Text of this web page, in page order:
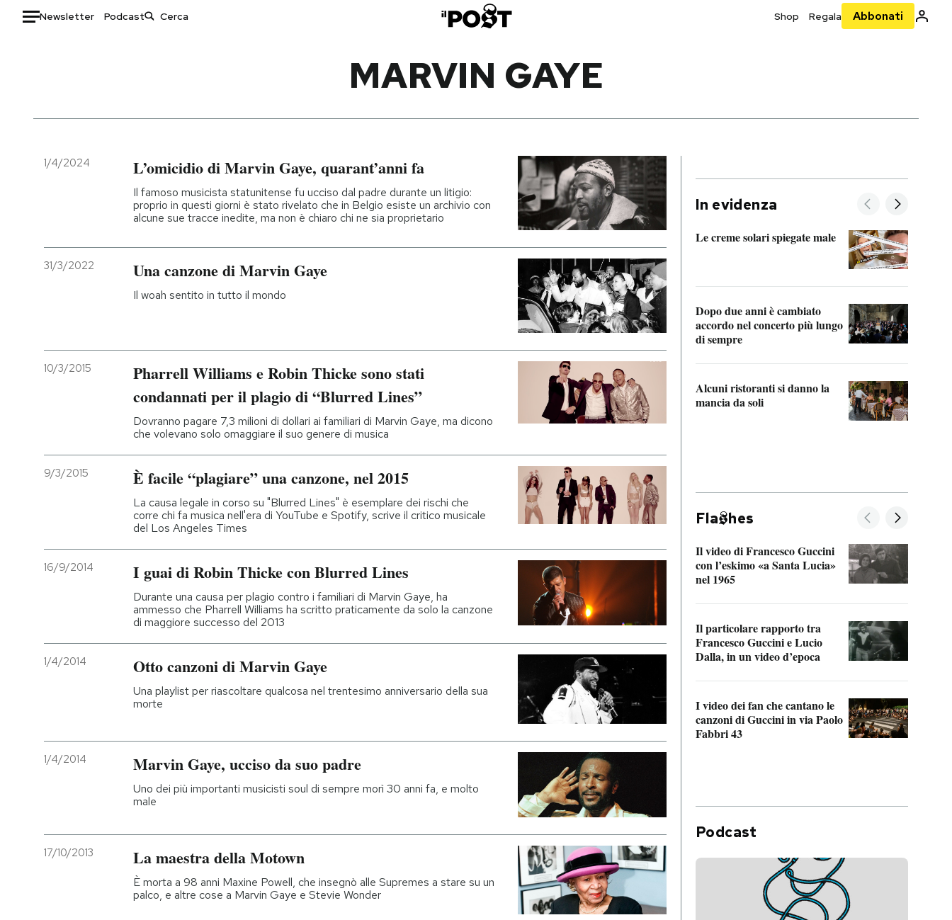
Newsletter Podcast Shop Regala Abbonati
Italia
Politica
Economia
Moda
Ok Boomer!
Media
I MIEI PREFERITI
AREA PERSONALE
MARVIN GAYE
1/4/2024 L’omicidio di Marvin Gaye, quarant’anni fa
Il famoso musicista statunitense fu ucciso dal padre durante un litigio:
proprio in questi giorni è stato rivelato che in Belgio esiste un archivio con
alcune sue tracce inedite, ma non è chiaro chi ne sia proprietario
31/3/2022 Una canzone di Marvin Gaye
Il woah sentito in tutto il mondo
10/3/2015
Pharrell Williams e Robin Thicke sono stati
condannati per il plagio di “Blurred Lines”
Dovranno pagare 7,3 milioni di dollari ai familiari di Marvin Gaye, ma dicono
che volevano solo omaggiare il suo genere di musica
9/3/2015 È facile “plagiare” una canzone, nel 2015
La causa legale in corso su "Blurred Lines" è esemplare dei rischi che
corre chi fa musica nell'era di YouTube e Spotify, scrive il critico musicale
del Los Angeles Times
16/9/2014 I guai di Robin Thicke con Blurred Lines
Durante una causa per plagio contro i familiari di Marvin Gaye, ha
ammesso che Pharrell Williams ha scritto praticamente da solo la canzone
di maggiore successo del 2013
1/4/2014 Otto canzoni di Marvin Gaye
Una playlist per riascoltare qualcosa nel trentesimo anniversario della sua
morte
1/4/2014 Marvin Gaye, ucciso da suo padre
Uno dei più importanti musicisti soul di sempre morì 30 anni fa, e molto
male
17/10/2013 La maestra della Motown
È morta a 98 anni Maxine Powell, che insegnò alle Supremes a stare su un
palco, e altre cose a Marvin Gaye e Stevie Wonder
In evidenza
Le creme solari spiegate male
Dopo due anni è cambiato
accordo nel concerto più lungo
di sempre
Alcuni ristoranti si danno la
mancia da soli
Fla hes
Il video di Francesco Guccini
con l’eskimo «a Santa Lucia»
nel 1965
Il particolare rapporto tra
Francesco Guccini e Lucio
Dalla, in un video d’epoca
I video dei fan che cantano le
canzoni di Guccini in via Paolo
Fabbri 43
Podcast